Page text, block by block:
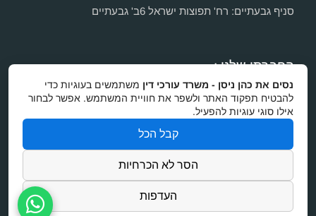
סניף גבעתיים: רח' תפוצות ישראל 6ב' גבעתיים
החברתי שלנו :
Dreamzone בניית אתרים
נסים את כהן-ניסןמשרד עורכי דין בחיפה
נסים את כהן ניסן - משרד עורכי דין משתמשים בעוגיות כדי
להבטיח תפקוד האתר ולשפר את חוויית המשתמש. אפשר לבחור
אילו סוגי עוגיות להפעיל.
קבל הכל
הסר לא הכרחיות
העדפות